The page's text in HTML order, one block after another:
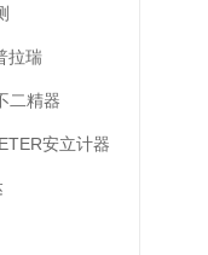
拉瑞
二精器
安立计器